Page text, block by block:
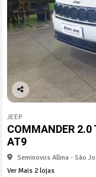
Co
arti
lhe
JEEP
COMMANDER 2.0
AT9
Seminovos Allma - São
Ver Mais 2 lojas